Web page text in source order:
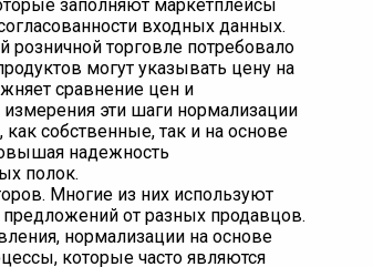
заполняют маркетплейсы
входных данных.
торговле потребовало
могут указывать цену на
сравнение цен и
эти шаги нормализации
собственные, так и на основе
надежность
полок.
Многие из них используют
от разных продавцов.
нормализации на основе
которые часто являются